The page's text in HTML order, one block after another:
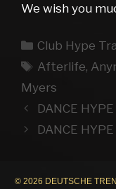
We wish you
Kategorien
Club Hype
Schlagwörter
Afterlife,
Myers
DANCE
DANCE
© 2026 DEUTSCHE